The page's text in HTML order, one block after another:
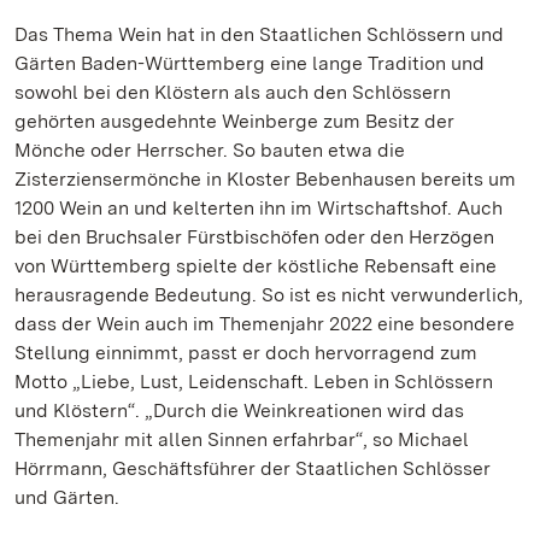
Das Thema Wein hat in den Staatlichen Schlössern und
Gärten Baden-Württemberg eine lange Tradition und
sowohl bei den Klöstern als auch den Schlössern
gehörten ausgedehnte Weinberge zum Besitz der
Mönche oder Herrscher. So bauten etwa die
Zisterziensermönche in Kloster Bebenhausen bereits um
1200 Wein an und kelterten ihn im Wirtschaftshof. Auch
bei den Bruchsaler Fürstbischöfen oder den Herzögen
von Württemberg spielte der köstliche Rebensaft eine
herausragende Bedeutung. So ist es nicht verwunderlich,
dass der Wein auch im Themenjahr 2022 eine besondere
Stellung einnimmt, passt er doch hervorragend zum
Motto „Liebe, Lust, Leidenschaft. Leben in Schlössern
und Klöstern“. „Durch die Weinkreationen wird das
Themenjahr mit allen Sinnen erfahrbar“, so Michael
Hörrmann, Geschäftsführer der Staatlichen Schlösser
und Gärten.